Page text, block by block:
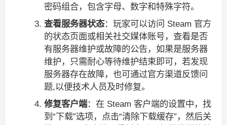
密码组合，包含字母、数字和特殊字符。
查看服务器状态：玩家可以访问 Steam 官方
的状态页面或相关社交媒体账号，查看是否
有服务器维护或故障的公告，如果是服务器
维护，只需耐心等待维护结束即可，若发现
服务器存在故障，也可通过官方渠道反馈问
题,以便技术人员及时修复。
修复客户端：在 Steam 客户端的设置中，找
到“下载”选项，点击“清除下载缓存”，然后关